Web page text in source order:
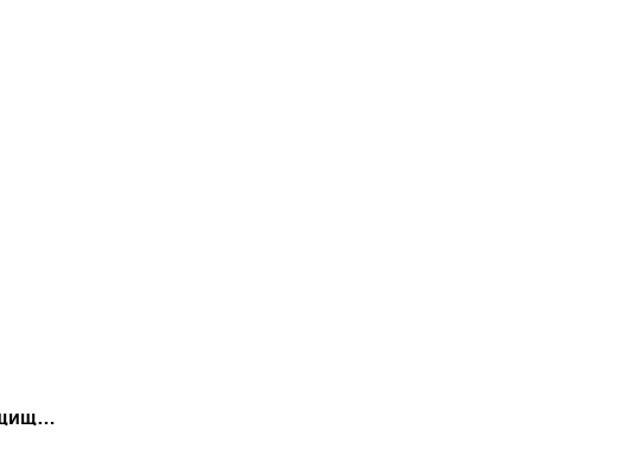
Минпрос: 9 июня занятий в школах не будет, 10 июня - только в "защищенном формате"